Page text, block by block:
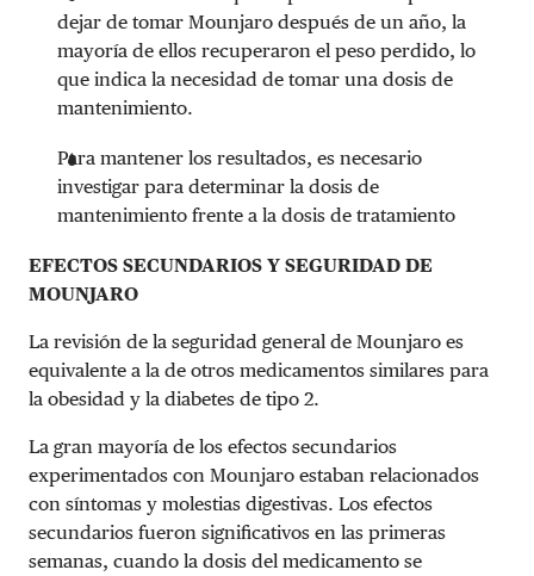
dejar de tomar Mounjaro después de un año, la
mayoría de ellos recuperaron el peso perdido, lo
que indica la necesidad de tomar una dosis de
mantenimiento.
Para mantener los resultados, es necesario
investigar para determinar la dosis de
mantenimiento frente a la dosis de tratamiento
EFECTOS SECUNDARIOS Y SEGURIDAD DE
MOUNJARO
La revisión de la seguridad general de Mounjaro es
equivalente a la de otros medicamentos similares para
la obesidad y la diabetes de tipo 2.
La gran mayoría de los efectos secundarios
experimentados con Mounjaro estaban relacionados
con síntomas y molestias digestivas. Los efectos
secundarios fueron significativos en las primeras
semanas, cuando la dosis del medicamento se